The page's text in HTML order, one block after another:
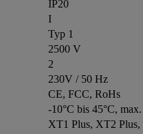
IP20
I
Typ 1
2500 V
2
230V / 50 Hz
CE, FCC, RoHs
-10°C bis 45°C,
XT1 Plus, XT2